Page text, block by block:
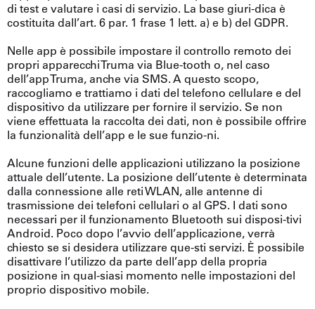
di test e valutare i casi di servizio. La base giuri-dica è
costituita dall’art. 6 par. 1 frase 1 lett. a) e b) del GDPR.
Nelle app è possibile impostare il controllo remoto dei
propri apparecchi Truma via Blue-tooth o, nel caso
dell’app Truma, anche via SMS. A questo scopo,
raccogliamo e trattiamo i dati del telefono cellulare e del
dispositivo da utilizzare per fornire il servizio. Se non
viene effettuata la raccolta dei dati, non è possibile offrire
la funzionalità dell’app e le sue funzio-ni.
Alcune funzioni delle applicazioni utilizzano la posizione
attuale dell’utente. La posizione dell’utente è determinata
dalla connessione alle reti WLAN, alle antenne di
trasmissione dei telefoni cellulari o al GPS. I dati sono
necessari per il funzionamento Bluetooth sui disposi-tivi
Android. Poco dopo l’avvio dell’applicazione, verrà
chiesto se si desidera utilizzare que-sti servizi. È possibile
disattivare l’utilizzo da parte dell’app della propria
posizione in qual-siasi momento nelle impostazioni del
proprio dispositivo mobile.